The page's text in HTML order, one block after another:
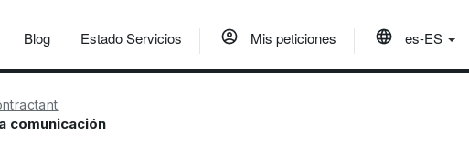
Blog Estado Servicios Mis peticiones es-ES
comunicación